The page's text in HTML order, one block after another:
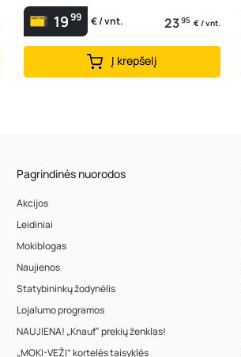
1999 € / vnt. 2395 € / vnt.
Į krepšelį
Pagrindinės nuorodos
Akcijos
Leidiniai
Mokiblogas
Naujienos
Statybininkų žodynėlis
Lojalumo programos
NAUJIENA! „Knauf“ prekių ženklas!
„MOKI-VEŽI” kortelės taisyklės